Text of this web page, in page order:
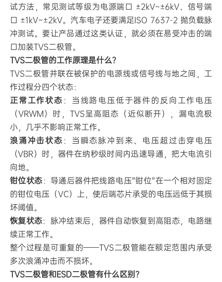
试方法，常见测试等级为电源端口 ±2kV~±6kV、信号端
口 ±1kV~±2kV。汽车电子还要满足ISO 7637-2 抛负载脉
冲测试。要让产品通过这类认证，就必须在易受冲击的端
口加装TVS二极管。
TVS二极管的工作原理是什么？
TVS二极管并联在被保护的电源线或信号线与地之间，工
作过程分四个状态：
正常工作状态 ：当线路电压低于器件的反向工作电压
（VRWM）时，TVS呈高阻态（近似断开），漏电流极
小，几乎不影响正常工作。
浪涌冲击状态 ：当瞬态脉冲到来、电压超过击穿电压
（VBR）时，器件在纳秒级时间内迅速导通，把大电流引
向地。
钳位状态：导通后器件把线路电压"钳位"在一个相对固定
的钳位电压（VC）上，使后端芯片承受的电压远低于其损
坏阈值。
恢复状态：脉冲结束后，器件自动恢复到高阻态，电路继
续正常工作。
整个过程是可重复的——TVS二极管能在额定范围内承受
多次浪涌冲击而不损坏。
TVS二极管和ESD二极管有什么区别？